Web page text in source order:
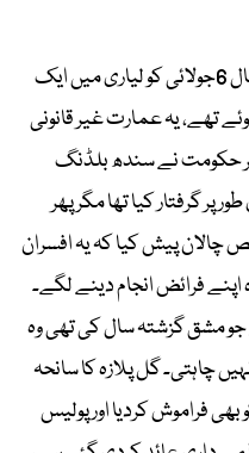
ایک صحافی کا کہنا ہے کہ گزشتہ سال 6جولائی کو لیاری میں ایک
جاں بحق ہوئے تھے، یہ عمارت غیر قانونی
پر حکومت نے سندھ بلڈنگ
پر گرفتار کیا تھا مگر پھر
چالان پیش کیا کہ یہ افسران
فرائض انجام دینے لگے۔
مشق گزشتہ سال کی تھی وہ
چاہتی۔ گل پلازہ کا سانحہ
فراموش کردیا اور پولیس